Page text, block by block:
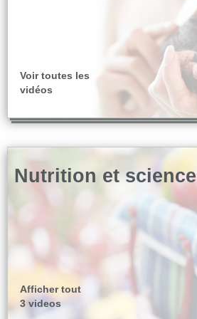
Voir toutes les
vidéos
Nutrition et science
Afficher tout
3 videos